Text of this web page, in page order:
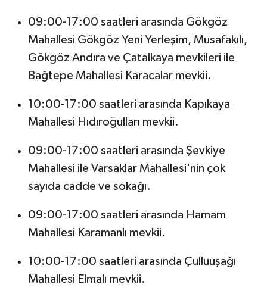
09:00-17:00 saatleri arasında Gökgöz
Mahallesi Gökgöz Yeni Yerleşim, Musafakılı,
Gökgöz Andıra ve Çatalkaya mevkileri ile
Bağtepe Mahallesi Karacalar mevkii.
10:00-17:00 saatleri arasında Kapıkaya
Mahallesi Hıdıroğulları mevkii.
09:00-17:00 saatleri arasında Şevkiye
Mahallesi ile Varsaklar Mahallesi'nin çok
sayıda cadde ve sokağı.
09:00-17:00 saatleri arasında Hamam
Mahallesi Karamanlı mevkii.
10:00-17:00 saatleri arasında Çulluuşağı
Mahallesi Elmalı mevkii.